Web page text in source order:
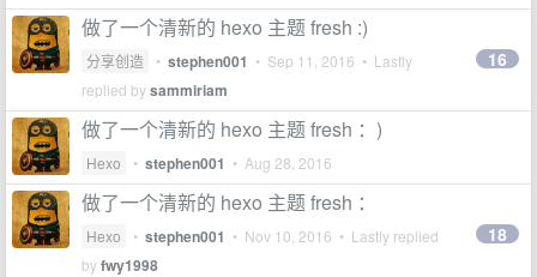
做了一个清新的 hexo 主题 fresh :)
分享创造 • stephen001 • Sep 11, 2016 • Lastly
replied bysammiriam
16
做了一个清新的 hexo 主题 fresh ：)
Hexo • stephen001 • Aug 28, 2016
做了一个清新的 hexo 主题 fresh ：
Hexo • stephen001 • Nov 10, 2016 • Lastly replied
byfwy1998
18